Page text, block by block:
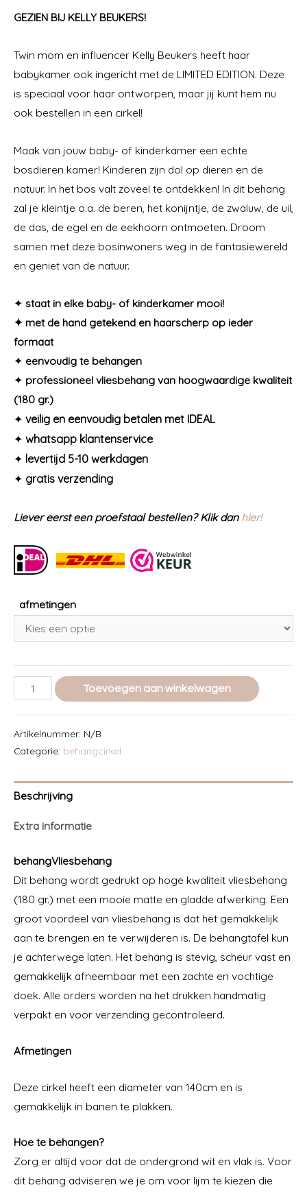
GEZIEN BIJ KELLY BEUKERS!
Twin mom en influencer Kelly Beukers heeft haar
babykamer ook ingericht met de LIMITED EDITION. Deze
is speciaal voor haar ontworpen, maar jij kunt hem nu
ook bestellen in een cirkel!
Maak van jouw baby- of kinderkamer een echte
bosdieren kamer! Kinderen zijn dol op dieren en de
natuur. In het bos valt zoveel te ontdekken! In dit behang
zal je kleintje o.a. de beren, het konijntje, de zwaluw, de uil,
de das, de egel en de eekhoorn ontmoeten. Droom
samen met deze bosinwoners weg in de fantasiewereld
en geniet van de natuur.
✦ staat in elke baby- of kinderkamer mooi!
✦ met de hand getekend en haarscherp op ieder
formaat
✦ eenvoudig te behangen
✦ professioneel vliesbehang van hoogwaardige kwaliteit
(180 gr.)
✦ veilig en eenvoudig betalen met IDEAL
✦ whatsapp klantenservice
✦ levertijd 5-10 werkdagen
✦ gratis verzending
Liever eerst een proefstaal bestellen? Klik dan hier!
afmetingen
NIEUW!
Bosdieren
aantal
Toevoegen aan winkelwagen
Artikelnummer: N/B
Categorie: behangcirkel
Beschrijving
Extra informatie
behangVliesbehang
Dit behang wordt gedrukt op hoge kwaliteit vliesbehang
(180 gr.) met een mooie matte en gladde afwerking. Een
groot voordeel van vliesbehang is dat het gemakkelijk
aan te brengen en te verwijderen is. De behangtafel kun
je achterwege laten. Het behang is stevig, scheur vast en
gemakkelijk afneembaar met een zachte en vochtige
doek. Alle orders worden na het drukken handmatig
verpakt en voor verzending gecontroleerd.
Afmetingen
Deze cirkel heeft een diameter van 140cm en is
gemakkelijk in banen te plakken.
Hoe te behangen?
Zorg er altijd voor dat de ondergrond wit en vlak is. Voor
dit behang adviseren we je om voor lijm te kiezen die